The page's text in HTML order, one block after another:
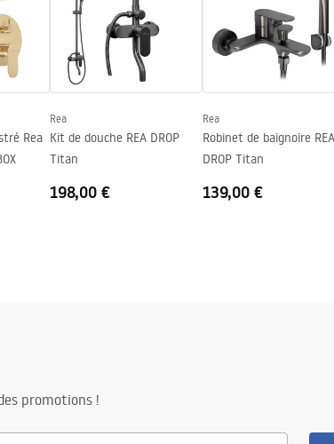
Rea
Rea
Kit de douche REA DROP
Titan
198,00 €
Rea
Robinet de baignoire REA
DROP Titan
139,00 €
promotions !